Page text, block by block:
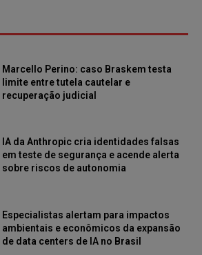
Marcello Perino: caso Braskem testa
limite entre tutela cautelar e
recuperação judicial
IA da Anthropic cria identidades falsas
em teste de segurança e acende alerta
sobre riscos de autonomia
Especialistas alertam para impactos
ambientais e econômicos da expansão
de data centers de IA no Brasil